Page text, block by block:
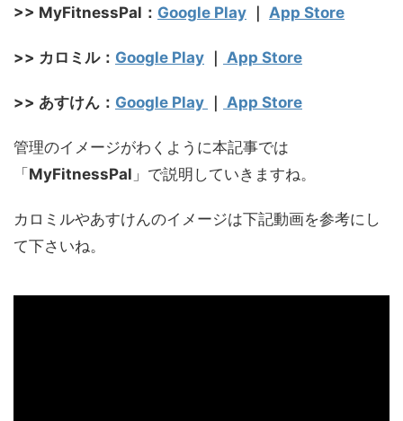
>> MyFitnessPal： Google Play ｜ App Store
>> カロミル： Google Play ｜ App Store
>> あすけん： Google Play ｜ App Store
管理のイメージがわくように本記事では
「MyFitnessPal 」で説明していきますね。
カロミルやあすけんのイメージは下記動画を参考にし
て下さいね。